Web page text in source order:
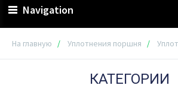
Navigation
На главную Уплотнения поршня
КАТЕГОРИИ